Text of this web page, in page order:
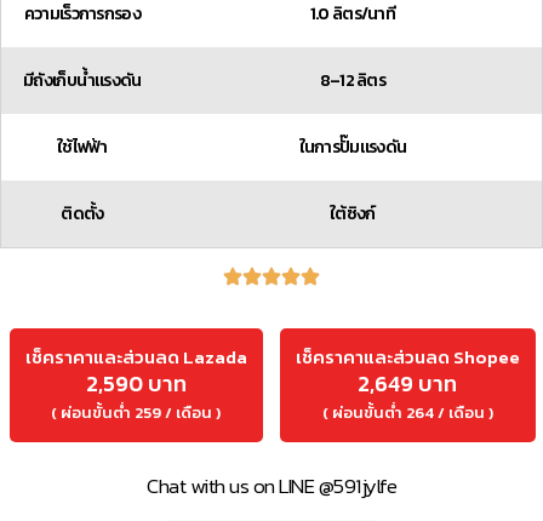
ความเร็วการกรอง 1.0 ลิตร/นาที
มีถังเก็บน้ำแรงดัน 8–12 ลิตร
ใช้ไฟฟ้า ในการปั๊มแรงดัน
ติดตั้ง ใต้ซิงก์
เช็คราคาและส่วนลด Lazada
2,590 บาท
( ผ่อนขั้นต่ำ 259 / เดือน )
เช็คราคาและส่วนลด Shopee
2,649 บาท
( ผ่อนขั้นต่ำ 264 / เดือน )
Chat with us on LINE @591jylfe